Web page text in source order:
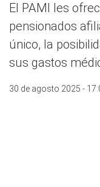
El PAMI les
pensionados
único, la
sus gastos
30 de agosto 2025 -